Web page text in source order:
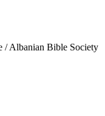
/ Albanian Bible Society